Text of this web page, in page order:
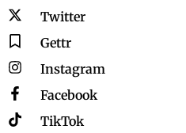
Twitter
Gettr
Instagram
Facebook
TikTok